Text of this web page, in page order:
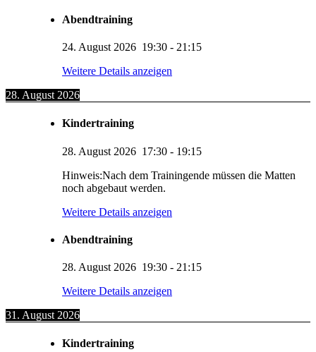
Abendtraining
24. August 2026 19:30 - 21:15
Weitere Details anzeigen
28. August 2026
Kindertraining
28. August 2026 17:30 - 19:15
Hinweis:Nach dem Trainingende müssen die Matten
noch abgebaut werden.
Weitere Details anzeigen
Abendtraining
28. August 2026 19:30 - 21:15
Weitere Details anzeigen
31. August 2026
Kindertraining